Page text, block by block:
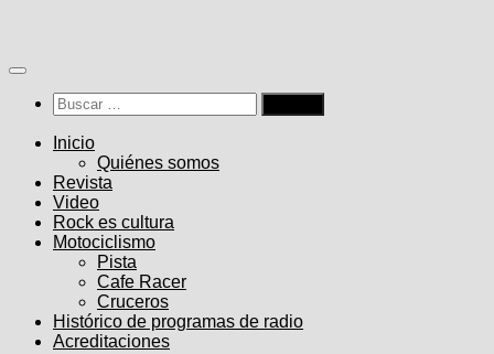
contenido
Buscar:
Inicio
Quiénes somos
Revista
Video
Rock es cultura
Motociclismo
Pista
Cafe Racer
Cruceros
Histórico de programas de radio
Acreditaciones